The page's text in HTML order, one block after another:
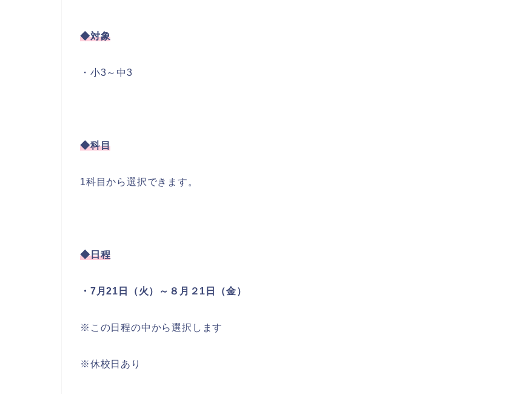
◆対象
・小3～中3
◆科目
1科目から選択できます。
◆日程
・7月21日（火）～８月２1日（金）
※この日程の中から選択します
※休校日あり